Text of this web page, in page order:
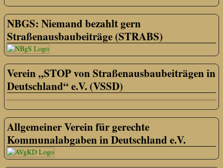
NBGS: Niemand bezahlt gern
Straßenausbaubeiträge (STRABS)
Verein „STOP von Straßenausbaubeiträgen in
Deutschland“ e.V. (VSSD)
Allgemeiner Verein für gerechte
Kommunalabgaben in Deutschland e.V.